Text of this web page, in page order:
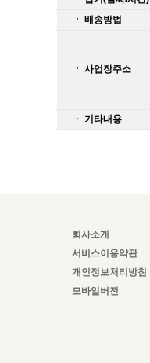
ㆍ 배송방법
ㆍ 사업장주소
ㆍ 기타내용
회사소개
서비스이용약관
개인정보처리방침
모바일버전